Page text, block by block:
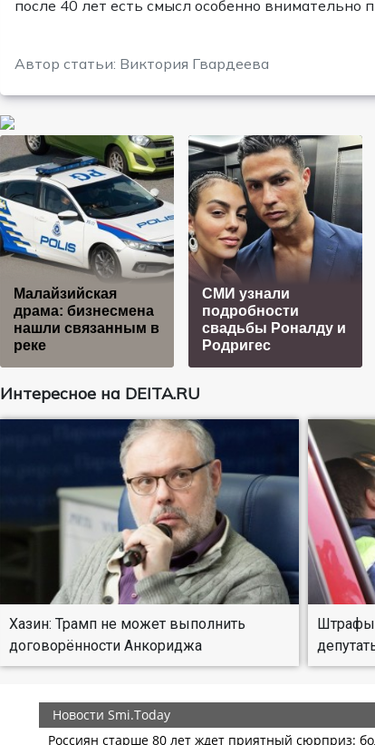
после 40 лет есть смысл особенно внимательно
Автор статьи: Виктория Гвардеева
Малайзийская
драма: бизнесмена
нашли связанным в
реке
СМИ узнали
подробности
свадьбы Роналду и
Родригес
Интересное на DEITA.RU
Хазин: Трамп не может выполнить
договорённости Анкориджа
Штрафы